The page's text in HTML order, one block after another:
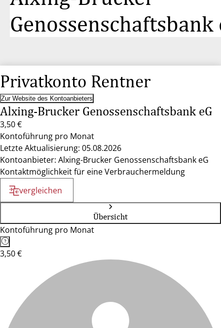
Genossenschaftsbank
Privatkonto Rentner
Zur Website des Kontoanbieters
Alxing-Brucker Genossenschaftsbank eG
3,50 €
Kontoführung pro Monat
Letzte Aktualisierung: 05.08.2026
Kontoanbieter: Alxing-Brucker Genossenschaftsbank eG
Kontaktmöglichkeit für eine Verbrauchermeldung
vergleichen
Übersicht
Kontoführung pro Monat
3,50 €